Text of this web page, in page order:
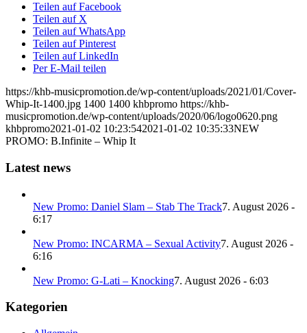
Teilen auf Facebook
Teilen auf X
Teilen auf WhatsApp
Teilen auf Pinterest
Teilen auf LinkedIn
Per E-Mail teilen
https://khb-musicpromotion.de/wp-content/uploads/2021/01/Cover-
Whip-It-1400.jpg 1400 1400 khbpromo https://khb-
musicpromotion.de/wp-content/uploads/2020/06/logo0620.png
khbpromo2021-01-02 10:23:542021-01-02 10:35:33NEW
PROMO: B.Infinite – Whip It
Latest news
New Promo: Daniel Slam – Stab The Track7. August 2026 -
6:17
New Promo: INCARMA – Sexual Activity7. August 2026 -
6:16
New Promo: G-Lati – Knocking7. August 2026 - 6:03
Kategorien